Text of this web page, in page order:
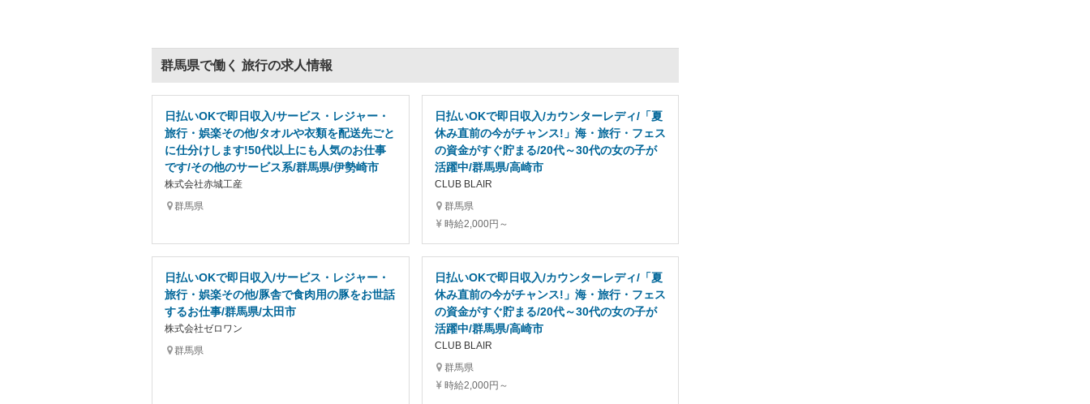
群馬県で働く 旅行の求人情報
日払いOKで即日収入/サービス・レジャー・
旅行・娯楽その他/タオルや衣類を配送先ごと
に仕分けします!50代以上にも人気のお仕事
です/その他のサービス系/群馬県/伊勢崎市
株式会社赤城工産
群馬県
日払いOKで即日収入/カウンターレディ/「夏
休み直前の今がチャンス!」海・旅行・フェス
の資金がすぐ貯まる/20代～30代の女の子が
活躍中/群馬県/高崎市
CLUB BLAIR
群馬県
時給2,000円～
日払いOKで即日収入/サービス・レジャー・
旅行・娯楽その他/豚舎で食肉用の豚をお世話
するお仕事/群馬県/太田市
株式会社ゼロワン
群馬県
日払いOKで即日収入/カウンターレディ/「夏
休み直前の今がチャンス!」海・旅行・フェス
の資金がすぐ貯まる/20代～30代の女の子が
活躍中/群馬県/高崎市
CLUB BLAIR
群馬県
時給2,000円～